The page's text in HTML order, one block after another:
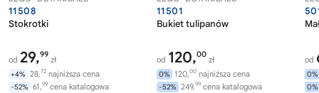
11508
Stokrotki
od 29,99
zł
+4% 28,72 najniższa cena
-52% 61,99 cena katalogowa
11501
Bukiet tulipanów
od 120,00
zł
0% 120,00 najniższa cena
-52% 249,99 cena katalogowa
od
0%
0%